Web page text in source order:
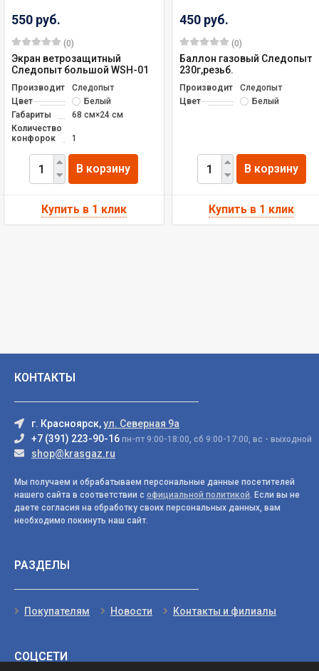
550 руб.
(0)
Экран ветрозащитный
Следопыт большой WSН-01
ПроизводительСледопыт
Цвет
Белый
Габариты
68 см×24 см
Количество
конфорок
1
В корзину
450 руб.
(0)
Баллон газовый Следопыт
230г,резьб.
ПроизводительСледопыт
Цвет
Белый
В корзину
КОНТАКТЫ
г. Красноярск,ул. Северная 9а
+7 (391) 223-90-16 пн-пт 9:00-18:00, сб 9:00-17:00, вс - выходной
shop@krasgaz.ru
Мы получаем и обрабатываем персональные данные посетителей
нашего сайта в соответствии с официальной политикой. Если вы не
даете согласия на обработку своих персональных данных, вам
необходимо покинуть наш сайт.
РАЗДЕЛЫ
Покупателям Новости Контакты и филиалы
СОЦСЕТИ